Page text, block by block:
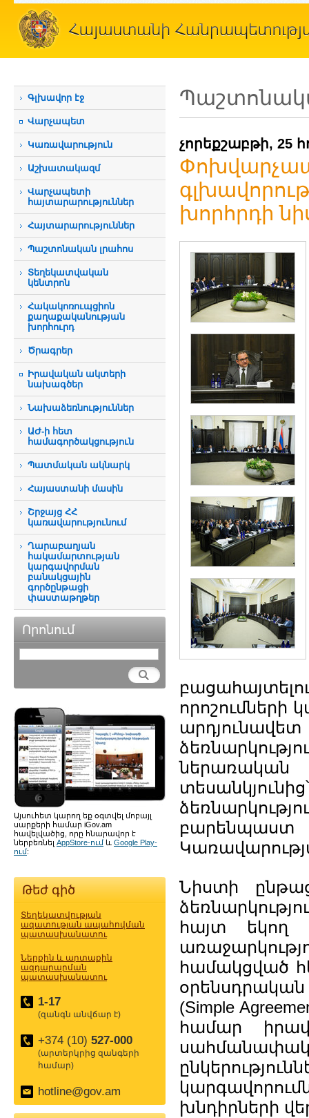
Գլխավոր էջ
Վարչապետ
Կառավարություն
Աշխատակազմ
Վարչապետի
հայտարարություններ
Հայտարարություններ
Պաշտոնական լրահոս
Տեղեկատվական
կենտրոն
Հակակոռուպցիոն
քաղաքականության
խորհուրդ
Ծրագրեր
Իրավական ակտերի
նախագծեր
Նախաձեռնություններ
ԱԺ-ի հետ
համագործակցություն
Պատմական ակնարկ
Հայաստանի մասին
Շրջայց ՀՀ
կառավարությունում
Ղարաբաղյան
հակամարտության
կարգավորման
բանակցային
գործընթացի
փաստաթղթեր
Որոնում
Այսուհետ կարող եք օգտվել մոբայլ
սարքերի համար iGov.am
հավելվածից, որը հնարավոր է
ներբեռնել AppStore-ում և Google Play-
ում:
Թեժ գիծ
Տեղեկատվության
ազատության ապահովման
պատասխանատու
Ներքին և արտաքին
ազդարարման
պատասխանատու
1-17
(զանգն անվճար է)
+374 (10) 527-000
(արտերկրից զանգերի
համար)
hotline@gov.am
չորեքշաբթի, 25
խորհրդի
որոշումների
բարենպաստ
Նիստի
հայտ եկող
համակցված
(Simple
համար
խնդիրների